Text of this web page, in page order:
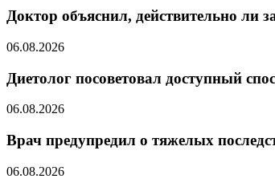
Доктор объяснил, действительно ли
06.08.2026
Диетолог посоветовал доступный
06.08.2026
Врач предупредил о тяжелых
06.08.2026